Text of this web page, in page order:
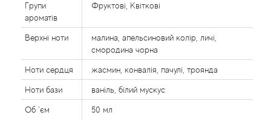
Групи
ароматів
Фруктові, Квіткові
Верхні ноти
малина, апельсиновий колір, личі,
смородина чорна
Ноти сердця жасмин, конвалія, пачулі, троянда
Ноти бази ваніль, білий мускус
Об `єм 50 мл
Agent Provocateur
Agonist
Aigner
Aj Arabia (Widian)